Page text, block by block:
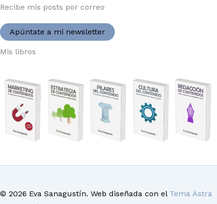
Recibe mis posts por correo
Apúntate a mi newsletter
Mis libros
© 2026 Eva Sanagustín. Web diseñada con el Tema Astra